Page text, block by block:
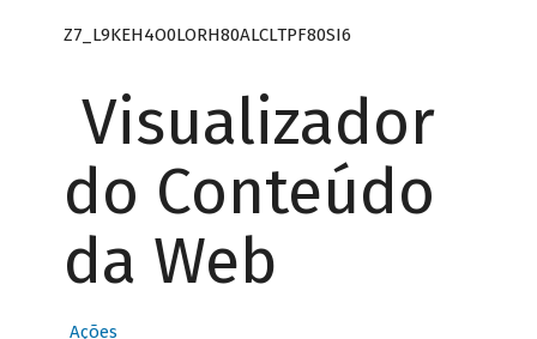
Z7_L9KEH4O0LORH80ALCLTPF80SI6
Visualizador
do Conteúdo
da Web
Ações